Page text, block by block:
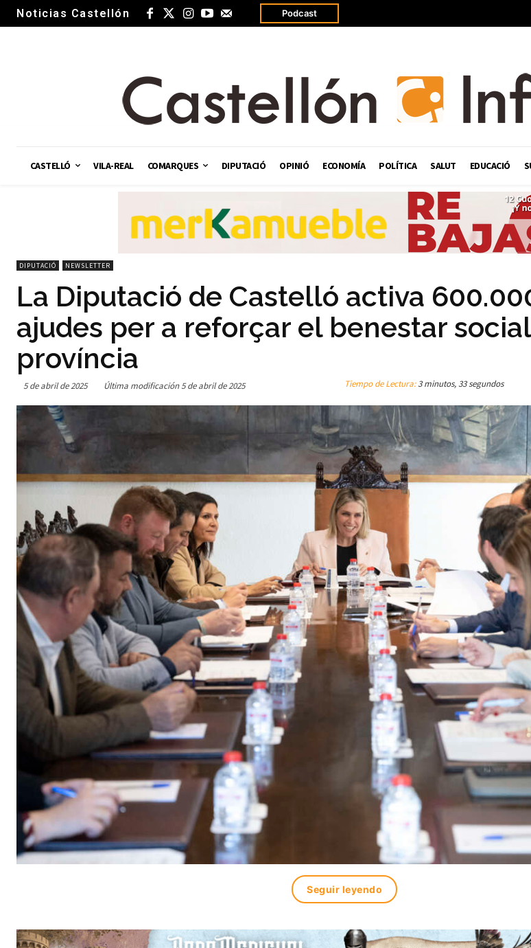
Noticias Castellón Podcast
CASTELLÓ VILA-REAL COMARQUES DIPUTACIÓ OPINIÓ ECONOMÍA POLÍTICA SALUT EDUCACIÓ
DIPUTACIÓ NEWSLETTER
La Diputació de Castelló activa
ajudes per a reforçar el benestar
província
5 de abril de 2025 Última modificación 5 de abril de 2025 Tiempo de Lectura:3 minutos, 33 segundos
Seguir leyendo